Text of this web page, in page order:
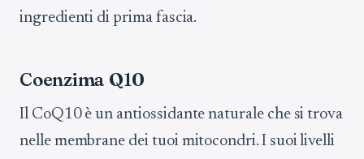
ingredienti di prima fascia.
Coenzima Q10
Il CoQ10 è un antiossidante naturale che si trova
nelle membrane dei tuoi mitocondri. I suoi livelli